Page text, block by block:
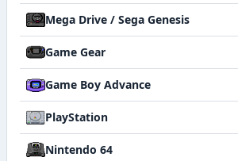
Mega Drive / Sega Genesis
Game Gear
Game Boy Advance
PlayStation
Nintendo 64